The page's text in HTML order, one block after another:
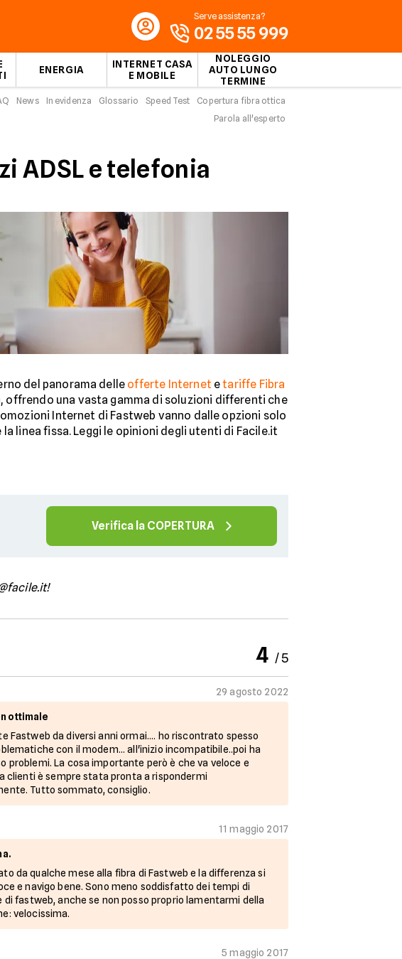
ENERGIA
INTERNET CASA
E MOBILE
NOLEGGIO
AUTO LUNGO
TERMINE
Serve assistenza?
02 55 55 999
Fastweb
News In evidenza Glossario Speed Test
Copertura fibra ottica
Parola all'esperto
ADSL e telefonia
del panorama delle offerte Internet etariffe Fibra
offrendo una vasta gamma di soluzioni differenti che
Internet di Fastweb vanno dalle opzioni solo
linea fissa. Leggi le opinioni degli utenti di Facile.it
Verifica la COPERTURA
4 / 5
29 agosto 2022
ottimale
Fastweb da diversi anni ormai.... ho riscontrato spesso
con il modem... all'inizio incompatibile..poi ha
problemi. La cosa importante però è che va veloce e
clienti è sempre stata pronta a rispondermi
Tutto sommato, consiglio.
11 maggio 2017
da qualche mese alla fibra di Fastweb e la differenza si
e navigo bene. Sono meno soddisfatto dei tempi di
di fastweb, anche se non posso proprio lamentarmi della
velocissima.
5 maggio 2017